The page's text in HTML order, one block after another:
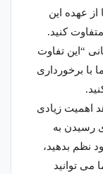
از عهده این
کنید.
“این تفاوت
با برخورداری
اهمیت زیادی
رسیدن به
نظم بدهید،
می توانید